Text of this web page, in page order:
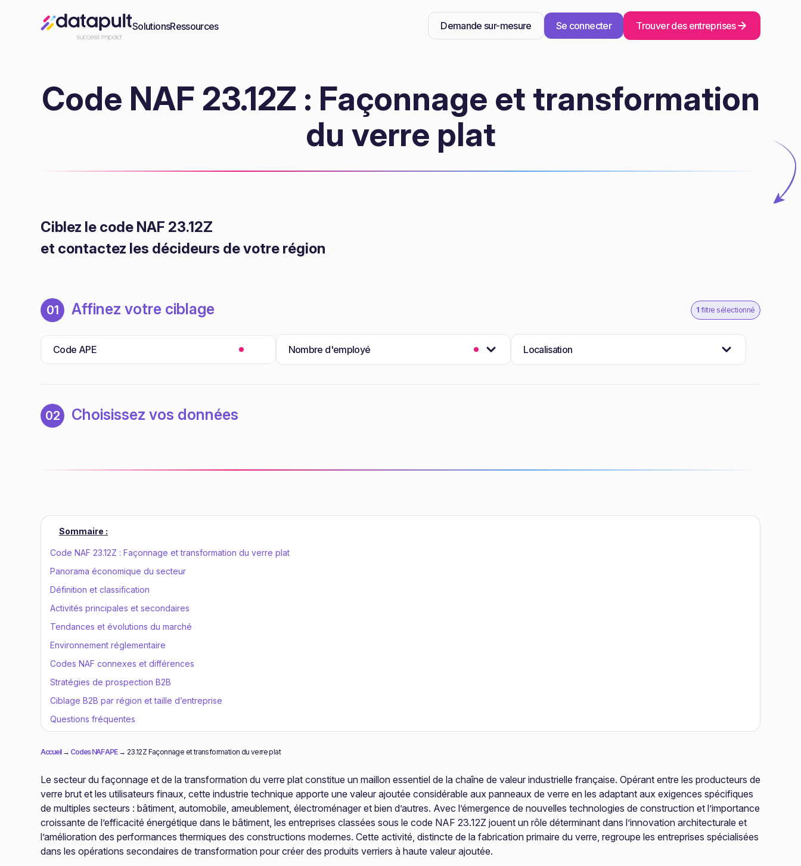
SolutionsRessources Demande sur-mesure Se connecter Trouver des entreprises
Code NAF 23.12Z : Façonnage et transformation
du verre plat
Ciblez le code NAF 23.12Z
et contactez les décideurs de votre région
01 Affinez votre ciblage 1 filtre sélectionné
Code APE Nombre d'employé Localisation
02 Choisissez vos données
Sommaire :
Code NAF 23.12Z : Façonnage et transformation du verre plat
Panorama économique du secteur
Définition et classification
Activités principales et secondaires
Tendances et évolutions du marché
Environnement réglementaire
Codes NAF connexes et différences
Stratégies de prospection B2B
Ciblage B2B par région et taille d’entreprise
Questions fréquentes
Accueil→ Codes NAF APE→ 23.12Z Façonnage et transformation du verre plat
Le secteur du façonnage et de la transformation du verre plat constitue un maillon essentiel de la chaîne de valeur industrielle française. Opérant entre les producteurs de
verre brut et les utilisateurs finaux, cette industrie technique apporte une valeur ajoutée considérable aux panneaux de verre en les adaptant aux exigences spécifiques
de multiples secteurs : bâtiment, automobile, ameublement, électroménager et bien d’autres. Avec l’émergence de nouvelles technologies de construction et l’importance
croissante de l’efficacité énergétique dans le bâtiment, les entreprises classées sous le code NAF 23.12Z jouent un rôle déterminant dans l’innovation architecturale et
l’amélioration des performances thermiques des constructions modernes. Cette activité, distincte de la fabrication primaire du verre, regroupe les entreprises spécialisées
dans les opérations secondaires de transformation pour créer des produits verriers à haute valeur ajoutée.